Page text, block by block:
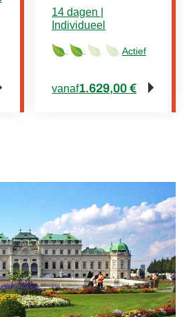
Actief
14 dagen |
Individueel
vanaf1.629,00 €